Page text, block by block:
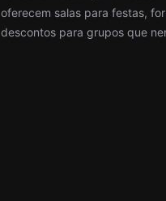
oferecem salas para festas,
descontos para grupos que